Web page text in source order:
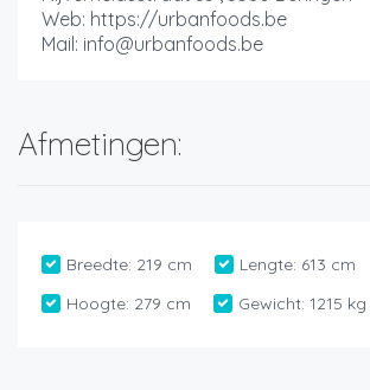
Web: https://urbanfoods.be
Mail: info@urbanfoods.be
Afmetingen:
Breedte: 219 cm Lengte: 613 cm
Hoogte: 279 cm Gewicht: 1215 kg